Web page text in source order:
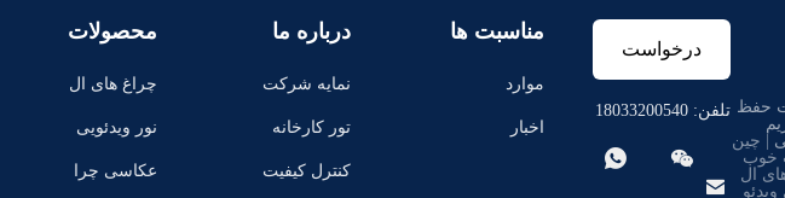
محصولات
چراغ های ال
نور ویدئویی
LED RGB
عکاسی چرا
درباره ما
نمایه شرکت
تور کارخانه
کنترل کیفیت
مناسبت ها
موارد
اخبار
درخواست
نقل قولتلفن: 18033200540



حفظ
| چین
خوب
ال